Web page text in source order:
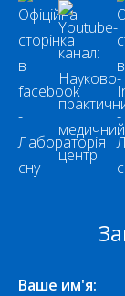
Ваше им'я: